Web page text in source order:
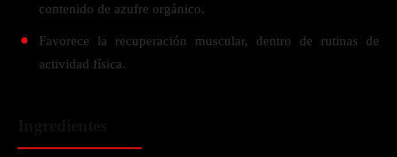
contenido de azufre orgánico.
Favorece la recuperación muscular, dentro de rutinas de
actividad física.